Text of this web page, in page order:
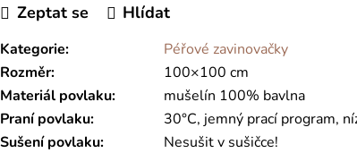
Kategorie:
Péřové zavinovačky
Rozměr:
100×100 cm
Materiál povlaku:
mušelín 100% bavlna
Praní povlaku:
30°C, jemný prací program,
Sušení povlaku:
Nesušit v sušičce!
Zeptat se Hlídat